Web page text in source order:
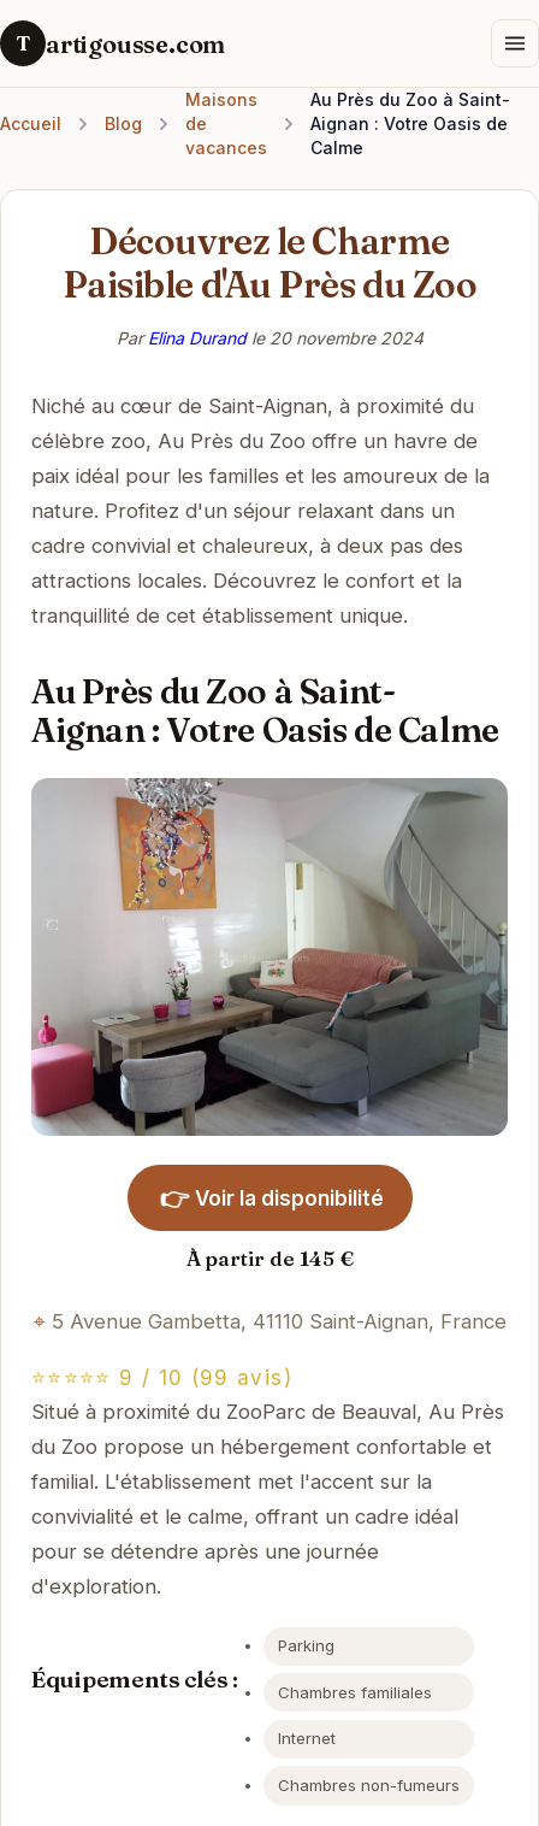
T artigousse.com
Accueil Blog
Maisons
de
vacances
Au Près du Zoo à Saint-
Aignan : Votre Oasis de
Calme
Découvrez le Charme
Paisible d'Au Près du Zoo
ParElina Durandle 20 novembre 2024
Niché au cœur de Saint-Aignan, à proximité du
célèbre zoo, Au Près du Zoo offre un havre de
paix idéal pour les familles et les amoureux de la
nature. Profitez d'un séjour relaxant dans un
cadre convivial et chaleureux, à deux pas des
attractions locales. Découvrez le confort et la
tranquillité de cet établissement unique.
Au Près du Zoo à Saint-
Aignan : Votre Oasis de Calme
👉 Voir la disponibilité
À partir de 145 €
5 Avenue Gambetta, 41110 Saint-Aignan, France
⭐⭐⭐⭐⭐ 9 / 10 (99 avis)
Situé à proximité du ZooParc de Beauval, Au Près
du Zoo propose un hébergement confortable et
familial. L'établissement met l'accent sur la
convivialité et le calme, offrant un cadre idéal
pour se détendre après une journée
d'exploration.
Équipements clés :
Parking
Chambres familiales
Internet
Chambres non-fumeurs